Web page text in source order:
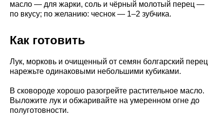
масло — для жарки, соль и чёрный молотый перец —
по вкусу; по желанию: чеснок — 1–2 зубчика.
Как готовить
Лук, морковь и очищенный от семян болгарский перец
нарежьте одинаковыми небольшими кубиками.
В сковороде хорошо разогрейте растительное масло.
Выложите лук и обжаривайте на умеренном огне до
полуготовности.